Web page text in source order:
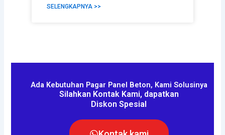
SELENGKAPNYA >>
Ada Kebutuhan Pagar Panel Beton, Kami Solusinya
Silahkan Kontak Kami, dapatkan
Diskon Spesial